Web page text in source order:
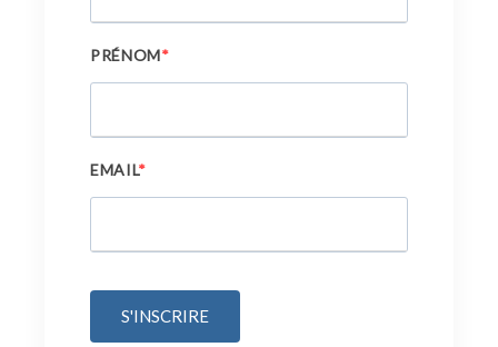
PRÉNOM
EMAIL
S'INSCRIRE